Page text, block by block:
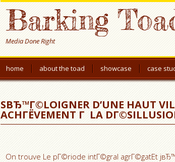
Barking
Media Done Right
home about the toad showcase case
SВЂ™Г©LOIGNER D’UNE HAUT
ACHГЁVEMENT Г LA
On trouve Le pГ©riode intГ©gral agrГ©gatEt